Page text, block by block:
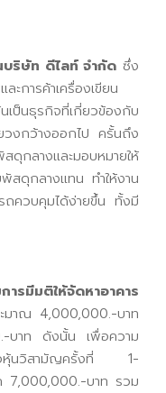
ริษัท ดีไลท์ จำกัด ซึ่ง
การค้าเครื่องเขียน
ป็นธุรกิจที่เกี่ยวข้องกับ
วงกว้างออกไป ครั้นถึง
ดุกลางและมอบหมายให้
สดุกลางแทน ทำให้งาน
ควบคุมได้ง่ายขึ้น ทั้งมี
มติให้จัดหาอาคาร
ะมาณ 4,000,000.-บาท
บาท ดังนั้น เพื่อความ
ถือหุ้นวิสามัญครั้งที่ 1-
7,000,000.-บาท รวม